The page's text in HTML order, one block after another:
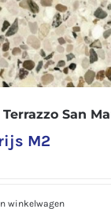
San
M2
winkelwagen